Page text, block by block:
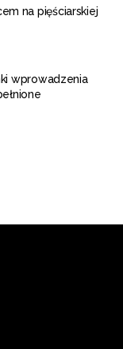
na pięściarskiej
wprowadzenia